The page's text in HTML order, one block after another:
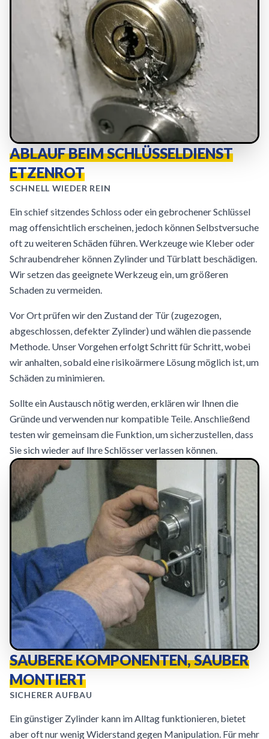
ABLAUF BEIM SCHLÜSSELDIENST
ETZENROT
SCHNELL WIEDER REIN
Ein schief sitzendes Schloss oder ein gebrochener Schlüssel
mag offensichtlich erscheinen, jedoch können Selbstversuche
oft zu weiteren Schäden führen. Werkzeuge wie Kleber oder
Schraubendreher können Zylinder und Türblatt beschädigen.
Wir setzen das geeignete Werkzeug ein, um größeren
Schaden zu vermeiden.
Vor Ort prüfen wir den Zustand der Tür (zugezogen,
abgeschlossen, defekter Zylinder) und wählen die passende
Methode. Unser Vorgehen erfolgt Schritt für Schritt, wobei
wir anhalten, sobald eine risikoärmere Lösung möglich ist, um
Schäden zu minimieren.
Sollte ein Austausch nötig werden, erklären wir Ihnen die
Gründe und verwenden nur kompatible Teile. Anschließend
testen wir gemeinsam die Funktion, um sicherzustellen, dass
Sie sich wieder auf Ihre Schlösser verlassen können.
SAUBERE KOMPONENTEN, SAUBER
MONTIERT
SICHERER AUFBAU
Ein günstiger Zylinder kann im Alltag funktionieren, bietet
aber oft nur wenig Widerstand gegen Manipulation. Für mehr